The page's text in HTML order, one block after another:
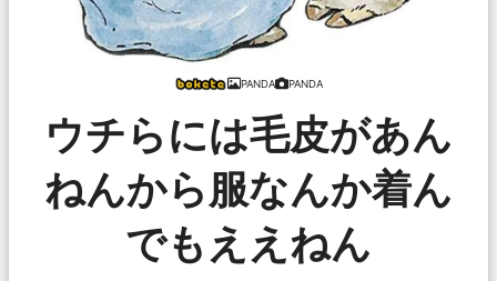
PANDA PANDA
ウチらには毛皮があん
ねんから服なんか着ん
でもええねん